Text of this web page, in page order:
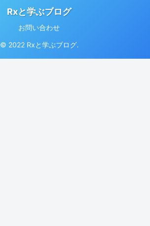
Rxと学ぶブログ
お問い合わせ
© 2022 Rxと学ぶブログ.